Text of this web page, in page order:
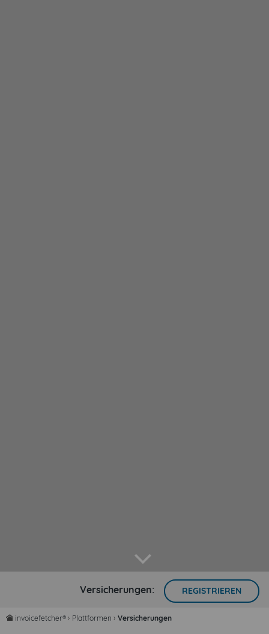
arrow down
Versicherungen: REGISTRIEREN
home invoicefetcher® › Plattformen › Versicherungen